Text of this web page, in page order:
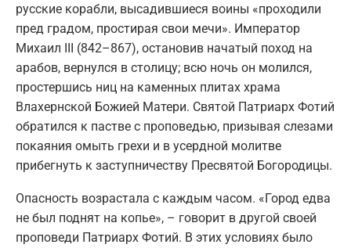
русские корабли, высадившиеся воины «проходили
пред градом, простирая свои мечи». Император
Михаил III (842–867), остановив начатый поход на
арабов, вернулся в столицу; всю ночь он молился,
простершись ниц на каменных плитах храма
Влахернской Божией Матери. Святой Патриарх Фотий
обратился к пастве с проповедью, призывая слезами
покаяния омыть грехи и в усердной молитве
прибегнуть к заступничеству Пресвятой Богородицы.
Опасность возрастала с каждым часом. «Город едва
не был поднят на копье», – говорит в другой своей
проповеди Патриарх Фотий. В этих условиях было